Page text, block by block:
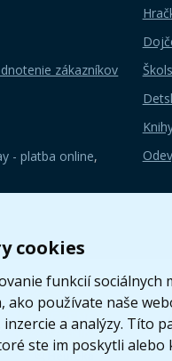
cookies
funkcií sociálnych
používate naše
a analýzy. Títo
ste im poskytli alebo
zákazníkov
- platba online,